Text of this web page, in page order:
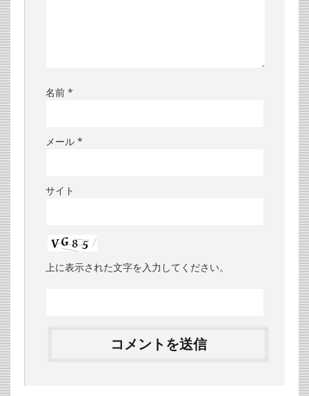
名前 *
メール *
サイト
上に表示された文字を入力してください。